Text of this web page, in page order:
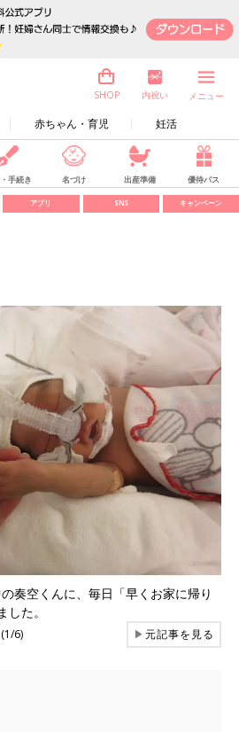
赤ちゃん・育児 妊活
SHOP 内祝い メニュー
手続き 名づけ 出産準備 優待パス
アプリ SNS キャンペーン
奏空くんに、毎日「早くお家に帰り
た。
6) ▶元記事を見る